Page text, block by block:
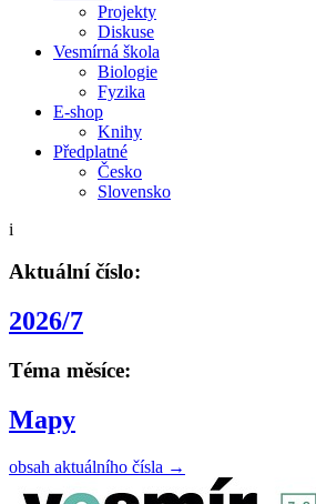
Projekty
Diskuse
Vesmírná škola
Biologie
Fyzika
E-shop
Knihy
Předplatné
Česko
Slovensko
i
Aktuální číslo:
2026/7
Téma měsíce:
Mapy
obsah aktuálního čísla →